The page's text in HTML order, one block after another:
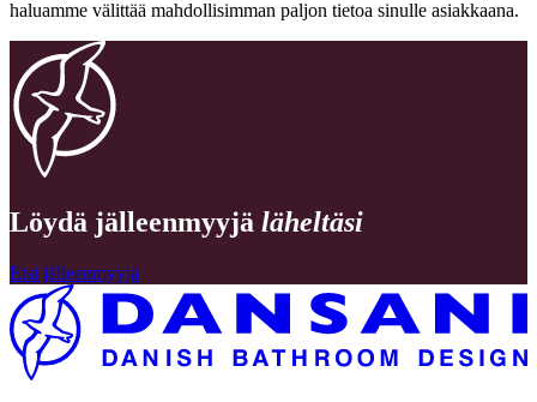
haluamme välittää mahdollisimman paljon tietoa sinulle asiakkaana.
Löydä jälleenmyyjä läheltäsi
Etsi jälleenmyyjä